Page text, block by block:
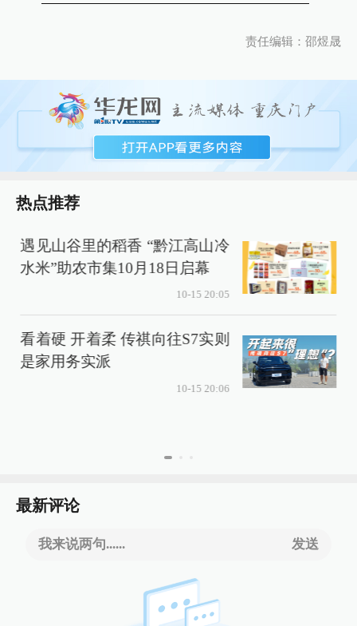
责任编辑：邵煜晟
热点推荐
遇见山谷里的稻香 “黔江高山冷
水米”助农市集10月18日启幕
10-15 20:05
看着硬 开着柔 传祺向往S7实则
是家用务实派
10-15 20:06
最新评论
我来说两句...... 发送